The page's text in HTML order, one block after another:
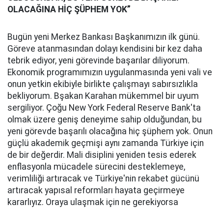
OLACAĞINA HİÇ ŞÜPHEM YOK”
Bugün yeni Merkez Bankası Başkanımızın ilk günü.
Göreve atanmasından dolayı kendisini bir kez daha
tebrik ediyor, yeni görevinde başarılar diliyorum.
Ekonomik programımızın uygulanmasında yeni vali ve
onun yetkin ekibiyle birlikte çalışmayı sabırsızlıkla
bekliyorum. Bşakan Karahan mükemmel bir uyum
sergiliyor. Çoğu New York Federal Reserve Bank'ta
olmak üzere geniş deneyime sahip olduğundan, bu
yeni görevde başarılı olacağına hiç şüphem yok. Onun
güçlü akademik geçmişi aynı zamanda Türkiye için
de bir değerdir. Mali disiplini yeniden tesis ederek
enflasyonla mücadele sürecini desteklemeye,
verimliliği artıracak ve Türkiye'nin rekabet gücünü
artıracak yapısal reformları hayata geçirmeye
kararlıyız. Oraya ulaşmak için ne gerekiyorsa